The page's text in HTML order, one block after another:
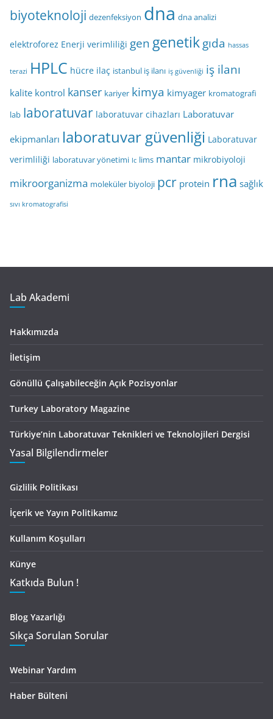
biyoteknoloji dezenfeksiyon dna dna analizi
elektroforez Enerji verimliliği gen genetikgıda hassas
terazi HPLC hücre ilaç istanbul iş ilanı iş güvenliği iş ilanı
kalite kontrol kanser kariyer kimya kimyager kromatografi
lab laboratuvar laboratuvar cihazları Laboratuvar
ekipmanları laboratuvar güvenliği Laboratuvar
verimliliği laboratuvar yönetimi lc lims mantar mikrobiyoloji
mikroorganizma moleküler biyoloji pcr protein rna sağlık
sıvı kromatografisi
Lab Akademi
Hakkımızda
İletişim
Gönüllü Çalışabileceğin Açık Pozisyonlar
Turkey Laboratory Magazine
Türkiye’nin Laboratuvar Teknikleri ve Teknolojileri Dergisi
Yasal Bilgilendirmeler
Gizlilik Politikası
İçerik ve Yayın Politikamız
Kullanım Koşulları
Künye
Katkıda Bulun !
Blog Yazarlığı
Sıkça Sorulan Sorular
Webinar Yardım
Haber Bülteni